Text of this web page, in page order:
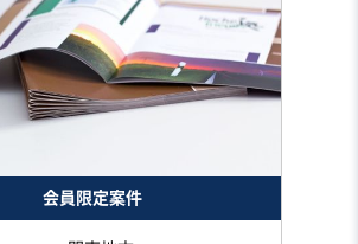
会員限定案件